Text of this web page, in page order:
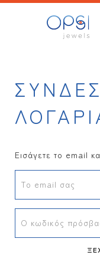
Ο
Εισάγετε το email
Το email σας
Ο κωδικός